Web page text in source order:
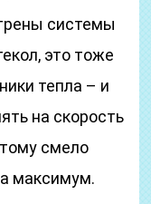
системы
это тоже
тепла – и
на скорость
смело
максимум.